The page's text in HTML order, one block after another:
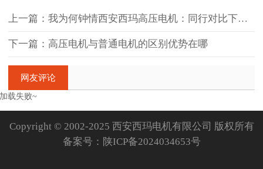
上一篇：我为何钟情西安西玛高压电机：同行对比下的三大独特优势
下一篇：高压电机与普通电机的区别优势在哪
网友评论
加载失败~
Copyright © 2002-2025 西安西玛电机有限公司 版权所有
备案号： 陕ICP备2024034653号